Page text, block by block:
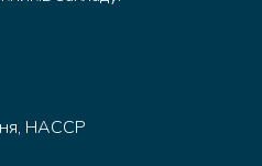
HACCP